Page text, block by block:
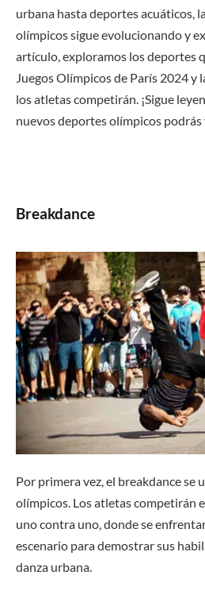
urbana hasta deportes acuáticos,
olímpicos sigue evolucionando y
artículo, exploramos los deportes
Juegos Olímpicos de París 2024 y
los atletas competirán. ¡Sigue
nuevos deportes olímpicos podrás
Breakdance
Por primera vez, el breakdance se
olímpicos. Los atletas competirán
uno contra uno, donde se
escenario para demostrar sus
danza urbana.